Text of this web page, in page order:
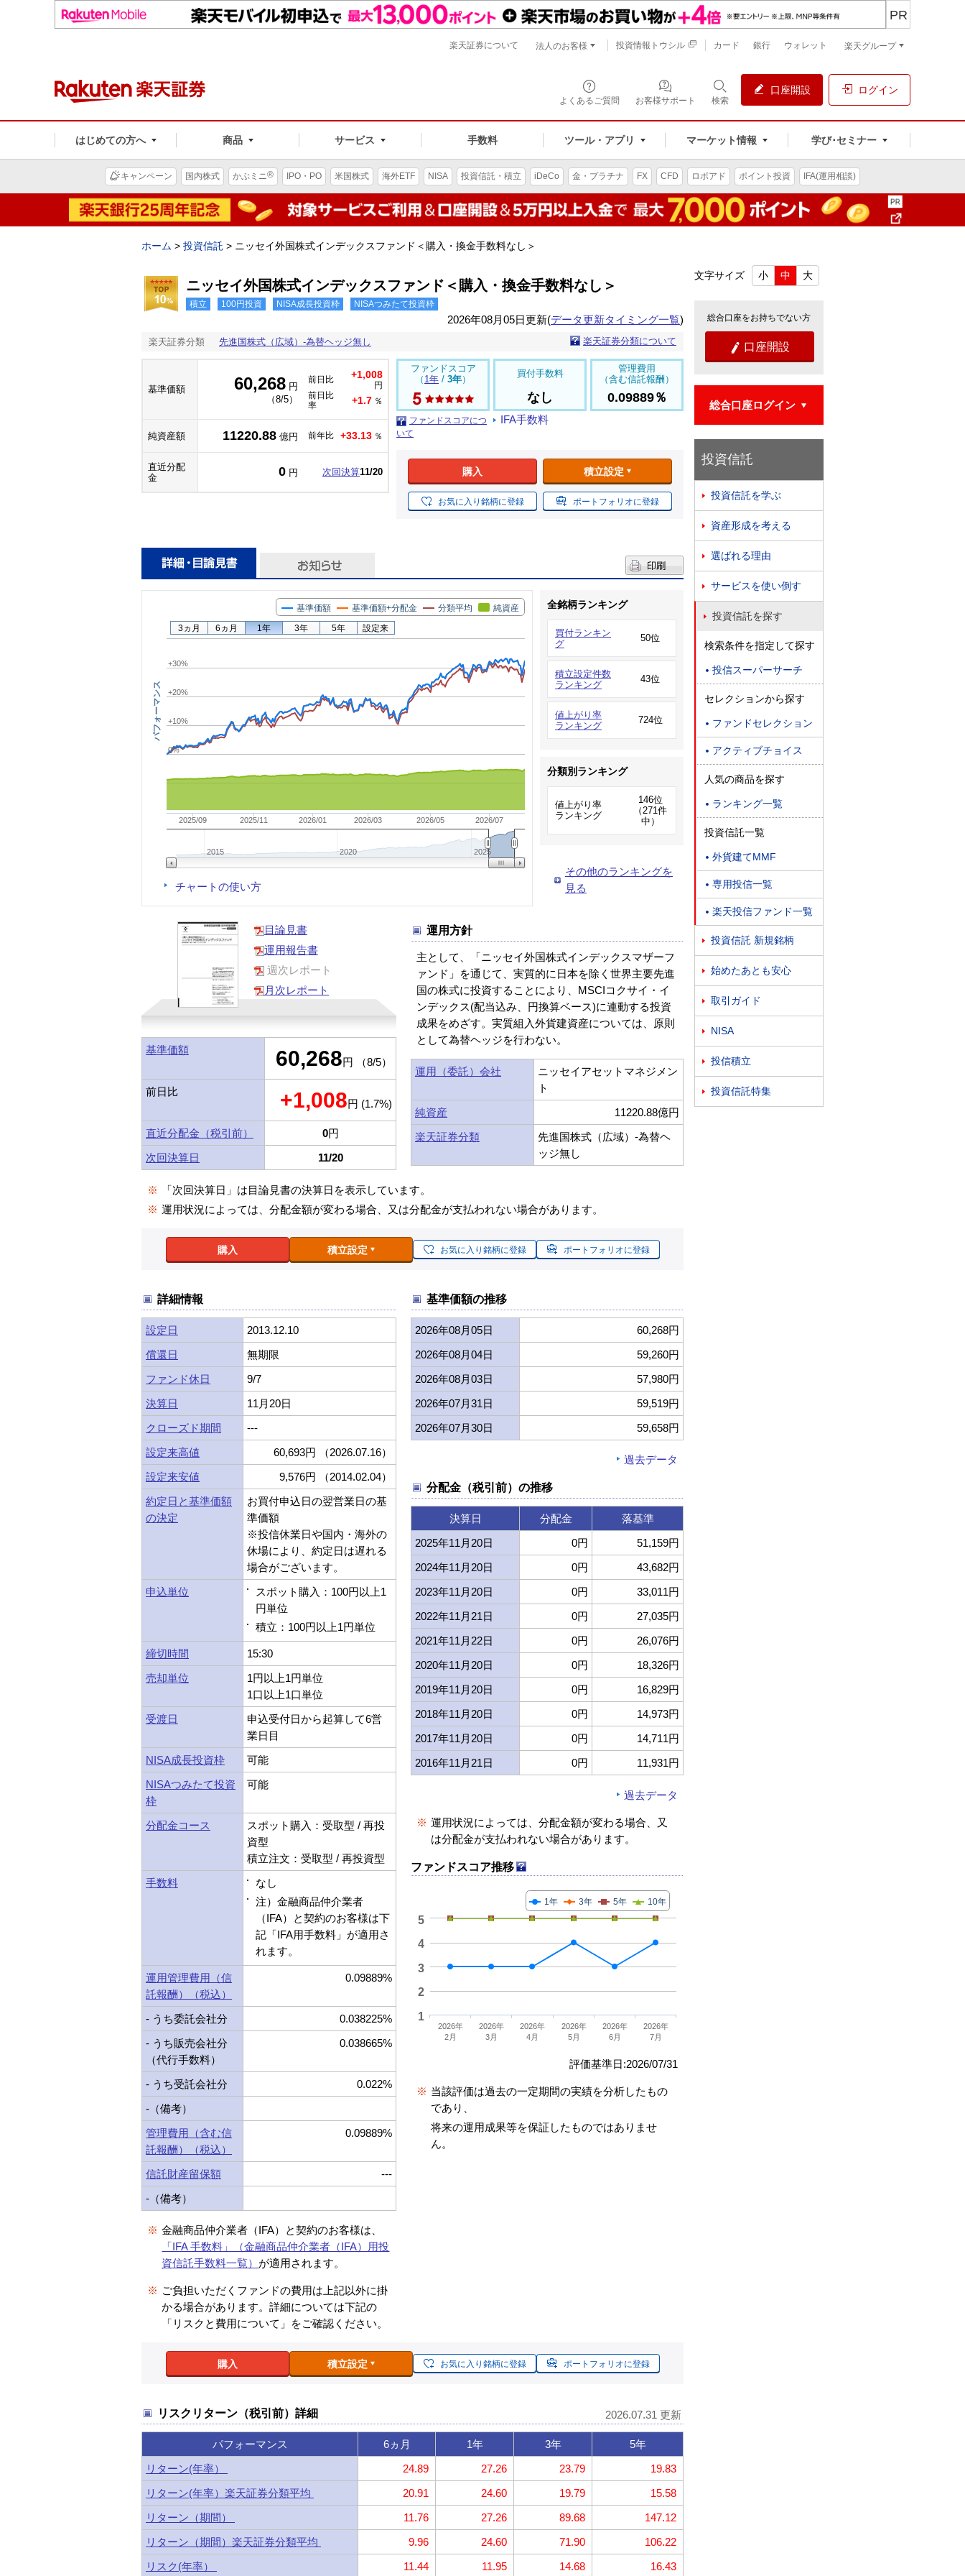
よくあるご質問 お客様サポート 検索
口座開設 ログイン
はじめての方へ 商品 サービス 手数料 ツール・アプリ マーケット情報 学び･セミナー
PR
楽天証券について 法人のお客様 投資情報トウシル カード 銀行 ウォレット 楽天グループ
キャンペーン 国内株式 かぶミニ® IPO・PO 米国株式 海外ETF NISA 投資信託・積立 iDeCo 金・プラチナ FX CFD ロボアド ポイント投資 IFA(運用相談)
ホーム > 投資信託 > ニッセイ外国株式インデックスファンド＜購入・換金手数料なし＞
ニッセイ外国株式インデックスファンド＜購入・換金手数料なし＞
積立 100円投資 NISA成長投資枠 NISAつみたて投資枠
2026年08月05日更新(データ更新タイミング一覧)
楽天証券分類 先進国株式（広域）-為替ヘッジ無し 楽天証券分類について
基準価額 60,268 円
（8/5）
前日比 +1,008
円
前日比
率
+1.7 ％
純資産額 11220.88 億円 前年比 +33.13 ％
直近分配
金
0 円 次回決算11/20
ファンドスコア
（ 1年 / 3年）
ファンドスコアにつ
いて
買付手数料
なし
IFA手数料
管理費用
（含む信託報酬）
0.09889％
購入 積立設定
お気に入り銘柄に登録 ポートフォリオに登録
パフォーマンス
基準価額 基準価額+分配金 分類平均 純資産
2025/09 2025/11 2026/01 2026/03 2026/05 2026/07
2015 2020 2025
0%
+10%
+20%
+30%
3ヵ月 6ヵ月 1年 3年 5年 設定来
チャートの使い方
全銘柄ランキング
買付ランキン
グ
50位
積立設定件数
ランキング
43位
値上がり率
ランキング
724位
分類別ランキング
値上がり率
ランキング
146位
（271件
中）
その他のランキングを
見る
目論見書
運用報告書
週次レポート
月次レポート
基準価額 60,268円 （8/5）
前日比 +1,008円 (1.7%)
直近分配金（税引前） 0円
次回決算日
11/20
運用方針
主として、「ニッセイ外国株式インデックスマザーフ
ァンド」を通じて、実質的に日本を除く世界主要先進
国の株式に投資することにより、MSCIコクサイ・イ
ンデックス(配当込み、円換算ベース)に連動する投資
成果をめざす。実質組入外貨建資産については、原則
として為替ヘッジを行わない。
運用（委託）会社
ニッセイアセットマネジメン
ト
純資産
11220.88億円
楽天証券分類
先進国株式（広域）-為替ヘ
ッジ無し
※
「次回決算日」は目論見書の決算日を表示しています。
※ 運用状況によっては、分配金額が変わる場合、又は分配金が支払われない場合があります。
購入 積立設定 お気に入り銘柄に登録 ポートフォリオに登録
詳細情報
設定日
2013.12.10
償還日
無期限
ファンド休日
9/7
決算日
11月20日
クローズド期間
---
設定来高値
60,693円 （2026.07.16）
設定来安値
9,576円 （2014.02.04）
約定日と基準価額
の決定
お買付申込日の翌営業日の基
準価額
※投信休業日や国内・海外の
休場により、約定日は遅れる
場合がございます。
申込単位
スポット購入：100円以上1
円単位
積立：100円以上1円単位
締切時間
15:30
売却単位
1円以上1円単位
1口以上1口単位
受渡日
申込受付日から起算して6営
業日目
NISA成長投資枠
可能
NISAつみたて投資
枠
可能
分配金コース
スポット購入：受取型 / 再投
資型
積立注文：受取型 / 再投資型
手数料
なし
注）金融商品仲介業者
（IFA）と契約のお客様は下
記「IFA用手数料」が適用さ
れます。
運用管理費用（信
託報酬）（税込）
0.09889%
- うち委託会社分
0.038225%
- うち販売会社分
（代行手数料）
0.038665%
- うち受託会社分
0.022%
-（備考）
管理費用（含む信
託報酬）（税込）
0.09889%
信託財産留保額
---
-（備考）
※ 金融商品仲介業者（IFA）と契約のお客様は、
「IFA 手数料」（金融商品仲介業者（IFA）用投
資信託手数料一覧） が適用されます。
※ ご負担いただくファンドの費用は上記以外に掛
かる場合があります。詳細については下記の
「リスクと費用について」をご確認ください。
基準価額の推移
2026年08月05日
60,268円
2026年08月04日
59,260円
2026年08月03日
57,980円
2026年07月31日
59,519円
2026年07月30日
59,658円
過去データ
分配金（税引前）の推移
決算日 分配金
落基準
2025年11月20日
0円
51,159円
2024年11月20日
0円
43,682円
2023年11月20日
0円
33,011円
2022年11月21日
0円
27,035円
2021年11月22日
0円
26,076円
2020年11月20日
0円
18,326円
2019年11月20日
0円
16,829円
2018年11月20日
0円
14,973円
2017年11月20日
0円
14,711円
2016年11月21日
0円 11,931円
過去データ
※ 運用状況によっては、分配金額が変わる場合、又
は分配金が支払われない場合があります。
ファンドスコア推移
1年 3年 5年 10年
2026年
2月
2026年
3月
2026年
4月
2026年
5月
2026年
6月
2026年
7月
1
2
3
4
5
評価基準日:2026/07/31
※ 当該評価は過去の一定期間の実績を分析したもの
であり、
将来の運用成果等を保証したものではありませ
ん。
購入 積立設定 お気に入り銘柄に登録 ポートフォリオに登録
リスクリターン（税引前）詳細 2026.07.31 更新
パフォーマンス 6ヵ月 1年 3年
5年
リターン(年率）
24.89 27.26 23.79
19.83
リターン(年率）楽天証券分類平均
20.91 24.60 19.79
15.58
リターン（期間）
11.76 27.26 89.68
147.12
リターン（期間）楽天証券分類平均
9.96 24.60 71.90
106.22
リスク(年率）
11.44 11.95 14.68 16.43
文字サイズ 小 中 大
総合口座をお持ちでない方
 口座開設
総合口座ログイン
投資信託
 投資信託を学ぶ
 資産形成を考える
 選ばれる理由
 サービスを使い倒す
 投資信託を探す
検索条件を指定して探す
 投信スーパーサーチ
セレクションから探す
 ファンドセレクション
 アクティブチョイス
人気の商品を探す
 ランキング一覧
投資信託一覧
 外貨建てMMF
 専用投信一覧
 楽天投信ファンド一覧
 投資信託 新規銘柄
 始めたあとも安心
 取引ガイド
 NISA
 投信積立
 投資信託特集